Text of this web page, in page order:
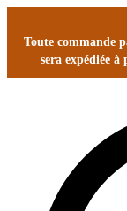
Toute commande
sera expédiée